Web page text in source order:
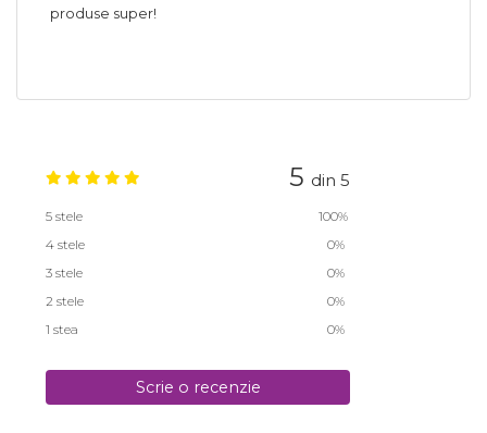
produse super!
5 din 5
5 stele
100%
4 stele
0%
3 stele
0%
2 stele
0%
1 stea
0%
Scrie o recenzie